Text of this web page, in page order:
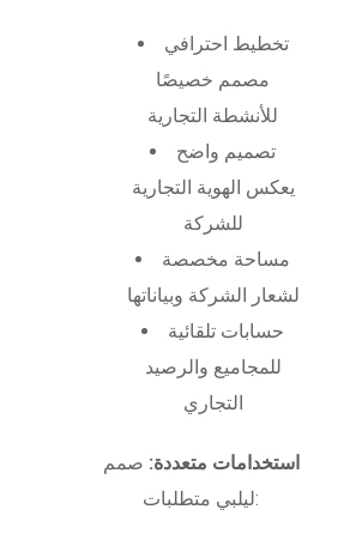
تخطيط احترافي
مصمم خصيصًا
للأنشطة التجارية
تصميم واضح
يعكس الهوية التجارية
للشركة
مساحة مخصصة
لشعار الشركة وبياناتها
حسابات تلقائية
للمجاميع والرصيد
التجاري
استخدامات متعددة: صمم
ليلبي متطلبات: